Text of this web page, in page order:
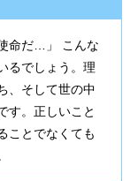
命だ…」 こんな
るでしょう。理
、そして世の中
す。正しいこと
ことでなくても